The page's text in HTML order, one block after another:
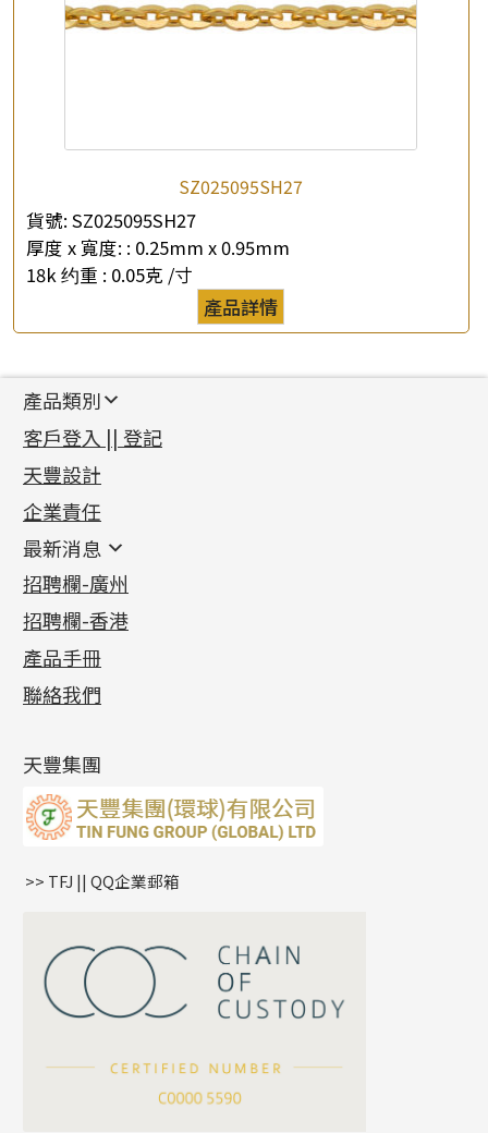
SZ025095SH27
貨號: SZ025095SH27
厚度 x 寬度: : 0.25mm x 0.95mm
18k 约重 : 0.05克 /寸
產品詳情
公司名稱
產品類別
新產品
足金系列
足金配件
機織鏈系列
珠仔鏈
镶口链
管狀網鏈
十字車花鏈系列
十字閃O鏈系列
十字錘打鏈系列
側身車花鏈系列
側身鏈系列
雙十字鏈系列
水波鏈系列
蛇骨鏈系列
鏈尾系列
嘴唇鏈系列
S車花鏈系列
珍珠鏈系列
坦克鏈系列
滿天星鏈系列
方假繩鏈系列
首飾配件
耳環類配件
卷迫系列
螺絲迫系列
梅花迫系列
平臺迫系列
綫拍系列
美拍系列
耳環扣系列
耳綫/耳鈎系列
耳環爪頭
耳環
鏈類配件
動感車花吊墜
調節珠系列
生圈扣系列
龍蝦扣系列
鴨俐制系列
字母吊墜
相盒吊墜
項鏈吊墜
生肖吊墜
星座吊墜
珠扣
其他類配件
珠盤系列
袖口鈕系列
焊片及鐳射綫
空心車花管
珠類配件
無孔光身珠
空心光身珠
無孔批花珠
鑲口類
四爪頭系列
六爪頭系列
車花片
動感車花片
鑲口戒指
鑲口手鏈系列
首飾系列
手镯系列
戒指系列
空心耳環
空心车花管首饰链
空心手鐲系列
貴金屬原料
千足金
記憶金屬系列
記憶戒指
拉簧珠珠手鏈
記憶鈦手鐲
客戶登入 || 登記
天豐設計
企業責任
最新消息
最新消息
各項證書(2)
相片集(9)
展覽會資訊
最新產品資訊
招聘欄-廣州
招聘欄-香港
產品手冊
聯絡我們
天豐集團
>> TFJ || QQ企業郵箱